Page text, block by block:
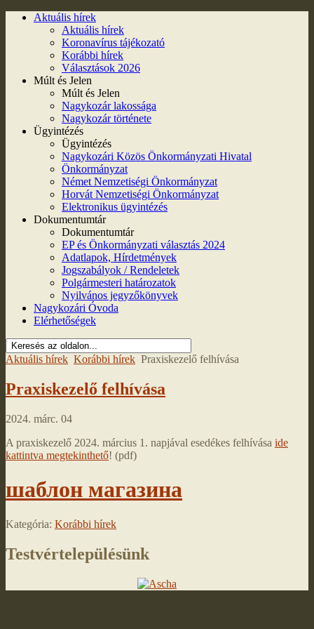
Aktuális hírek
Aktuális hírek
Koronavírus tájékozató
Korábbi hírek
Választások 2026
Múlt és Jelen
Múlt és Jelen
Nagykozár lakossága
Nagykozár története
Ügyintézés
Ügyintézés
Nagykozári Közös Önkormányzati Hivatal
Önkormányzat
Német Nemzetiségi Önkormányzat
Horvát Nemzetiségi Önkormányzat
Elektronikus ügyintézés
Dokumentumtár
Dokumentumtár
EP és Önkormányzati választás 2024
Adatlapok, Hírdetmények
Jogszabályok / Rendeletek
Polgármesteri határozatok
Nyilvános jegyzőkönyvek
Nagykozári Óvoda
Elérhetőségek
Aktuális hírek Korábbi hírek Praxiskezelő felhívása
Praxiskezelő felhívása
2024. márc. 04
A praxiskezelő 2024. március 1. napjával esedékes felhívása ide
kattintva megtekinthető! (pdf)
шаблон магазина
Kategória: Korábbi hírek
Testvértelepülésünk